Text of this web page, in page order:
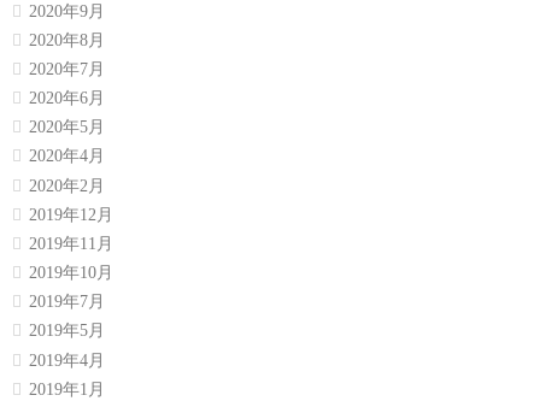
2020年9月
2020年8月
2020年7月
2020年6月
2020年5月
2020年4月
2020年2月
2019年12月
2019年11月
2019年10月
2019年7月
2019年5月
2019年4月
2019年1月